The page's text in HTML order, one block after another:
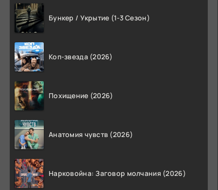
Бункер / Укрытие (1-3 Сезон)
Коп-звезда (2026)
Похищение (2026)
Анатомия чувств (2026)
Нарковойна: Заговор молчания (2026)